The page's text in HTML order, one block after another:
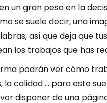
un gran peso en la
se suele decir, una
así que deja que
los trabajos que has
podrán ver cómo
la calidad … para esto
disponer de una